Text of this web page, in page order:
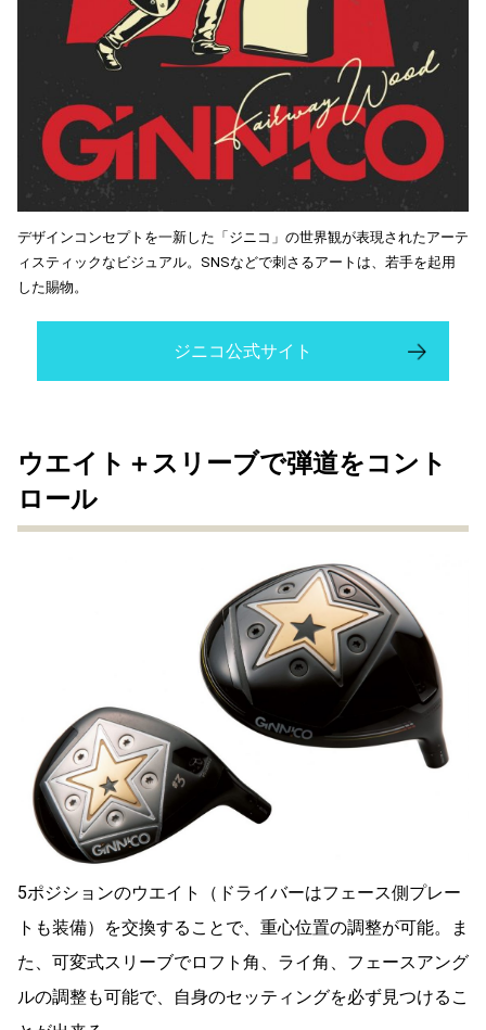
デザインコンセプトを一新した「ジニコ」の世界観が表現されたアーテ
ィスティックなビジュアル。SNSなどで刺さるアートは、若手を起用
した賜物。
ジニコ公式サイト
ウエイト＋スリーブで弾道をコント
ロール
5ポジションのウエイト（ドライバーはフェース側プレー
トも装備）を交換することで、重心位置の調整が可能。ま
た、可変式スリーブでロフト角、ライ角、フェースアング
ルの調整も可能で、自身のセッティングを必ず見つけるこ